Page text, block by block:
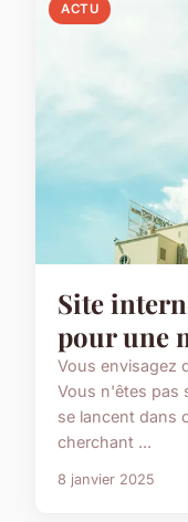
ACTU
Site
pour une
Vous envisagez
Vous n'êtes pas
se lancent dans
cherchant ...
8 janvier 2025